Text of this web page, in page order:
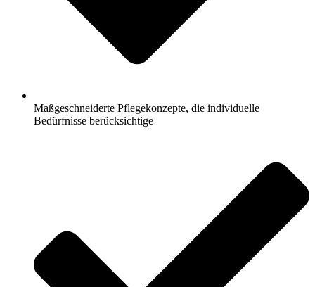
Maßgeschneiderte Pflegekonzepte, die individuelle
Bedürfnisse berücksichtige